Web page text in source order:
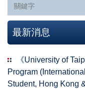
最新消息
《University of
Program
Student, Hong Kong